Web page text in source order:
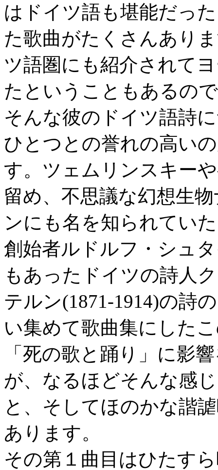
はドイツ語も堪能だっ
た歌曲がたくさんあり
ツ語圏にも紹介されて
たということもあるの
そんな彼のドイツ語詩
ひとつとの誉れの高い
す。ツェムリンスキー
留め、不思議な幻想生
ンにも名を知られてい
創始者ルドルフ・シュ
もあったドイツの詩人
テルン(1871-1914)の詩
い集めて歌曲集にした
「死の歌と踊り」に影
が、なるほどそんな感
と、そしてほのかな諧
あります。
その第１曲目はひたす